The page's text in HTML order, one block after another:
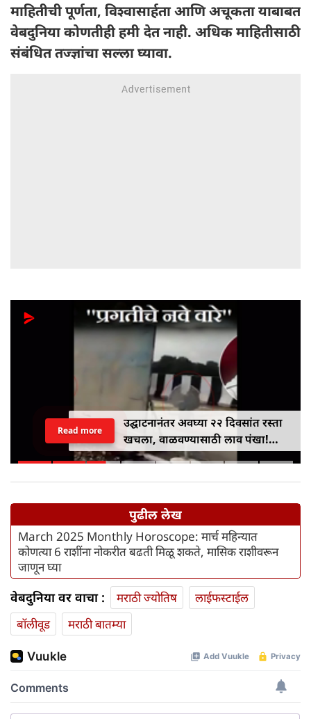
माहितीची पूर्णता, विश्वासार्हता आणि अचूकता याबाबत
वेबदुनिया कोणतीही हमी देत ​​नाही. अधिक माहितीसाठी
संबंधित तज्ज्ञांचा सल्ला घ्यावा.
उद्घाटनानंतर अवघ्या २२ दिवसांत रस्ता
खचला, वाळवण्यासाठी लाव पंखा!
अखिलेश यादवांचा भाजपवर जोरदार
Read more
पुढील लेख
March 2025 Monthly Horoscope: मार्च महिन्यात
कोणत्या 6 राशींना नोकरीत बढती मिळू शकते, मासिक राशीवरून
जाणून घ्या
वेबदुनिया वर वाचा : मराठी ज्योतिष
लाईफस्टाईल
बॉलीवूड
मराठी बातम्या